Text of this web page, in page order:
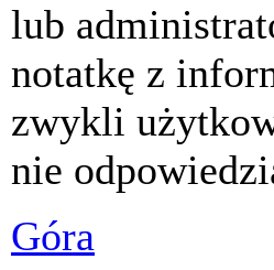
lub
notatkę z
zwykli
nie
Góra